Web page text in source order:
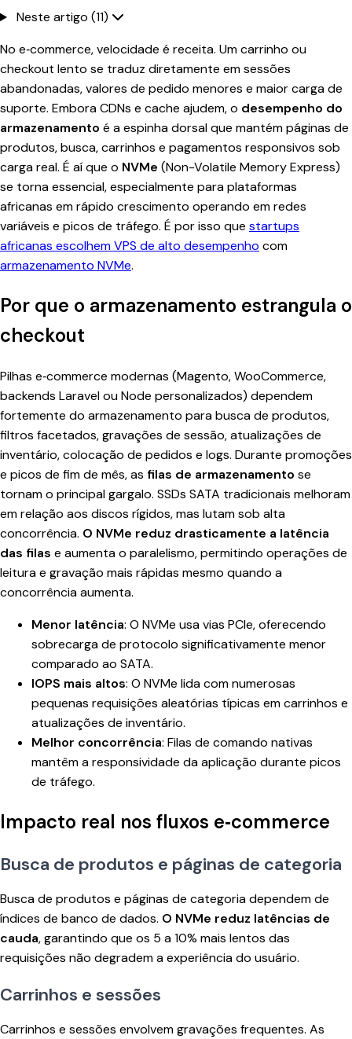
Neste artigo (11)
No e‑commerce, velocidade é receita. Um carrinho ou
checkout lento se traduz diretamente em sessões
abandonadas, valores de pedido menores e maior carga de
suporte. Embora CDNs e cache ajudem, o desempenho do
armazenamento é a espinha dorsal que mantém páginas de
produtos, busca, carrinhos e pagamentos responsivos sob
carga real. É aí que o NVMe (Non-Volatile Memory Express)
se torna essencial, especialmente para plataformas
africanas em rápido crescimento operando em redes
variáveis e picos de tráfego. É por isso que startups
africanas escolhem VPS de alto desempenho com
armazenamento NVMe.
Por que o armazenamento estrangula o
checkout
Pilhas e‑commerce modernas (Magento, WooCommerce,
backends Laravel ou Node personalizados) dependem
fortemente do armazenamento para busca de produtos,
filtros facetados, gravações de sessão, atualizações de
inventário, colocação de pedidos e logs. Durante promoções
e picos de fim de mês, as filas de armazenamento se
tornam o principal gargalo. SSDs SATA tradicionais melhoram
em relação aos discos rígidos, mas lutam sob alta
concorrência. O NVMe reduz drasticamente a latência
das filas e aumenta o paralelismo, permitindo operações de
leitura e gravação mais rápidas mesmo quando a
concorrência aumenta.
Menor latência: O NVMe usa vias PCIe, oferecendo
sobrecarga de protocolo significativamente menor
comparado ao SATA.
IOPS mais altos: O NVMe lida com numerosas
pequenas requisições aleatórias típicas em carrinhos e
atualizações de inventário.
Melhor concorrência: Filas de comando nativas
mantêm a responsividade da aplicação durante picos
de tráfego.
Impacto real nos fluxos e‑commerce
Busca de produtos e páginas de categoria
Busca de produtos e páginas de categoria dependem de
índices de banco de dados. O NVMe reduz latências de
cauda, garantindo que os 5 a 10% mais lentos das
requisições não degradem a experiência do usuário.
Carrinhos e sessões
Carrinhos e sessões envolvem gravações frequentes. As